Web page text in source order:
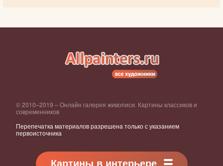
© 2010–2019 – Онлайн галерея живописи. Картины классиков и
современников
Перепечатка материалов разрешена только с указанием
первоисточника
Картины в интерьере